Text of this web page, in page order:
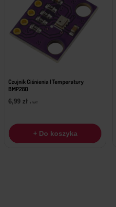
Czujnik Ciśnienia I Temperatury
BMP280
6,99 zł z VAT
+ Do koszyka